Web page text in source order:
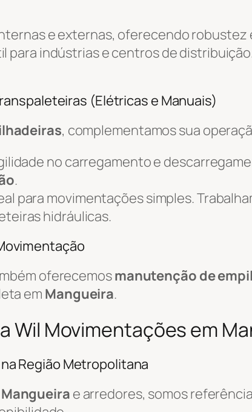
e externas, oferecendo robustez
para indústrias e centros de
(Elétricas e Manuais)
, complementamos sua
no carregamento e
.
para movimentações simples.
hidráulicas.
oferecemosmanutenção de
em Mangueira.
Wil Movimentações em
Região Metropolitana
Mangueira e arredores, somos